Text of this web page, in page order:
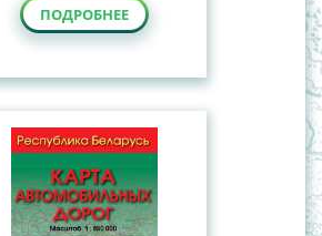
ПОДРОБНЕЕ